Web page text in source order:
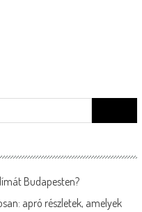
for:
Budapesten?
apró részletek, amelyek